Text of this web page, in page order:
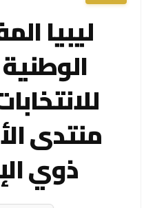
ليبيا
الوطنية
منتدى
ذوي